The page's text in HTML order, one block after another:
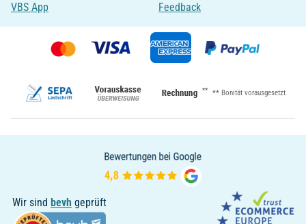
VBS App
Feedback
** ** Bonität vorausgesetzt
Wir sind bevh geprüft